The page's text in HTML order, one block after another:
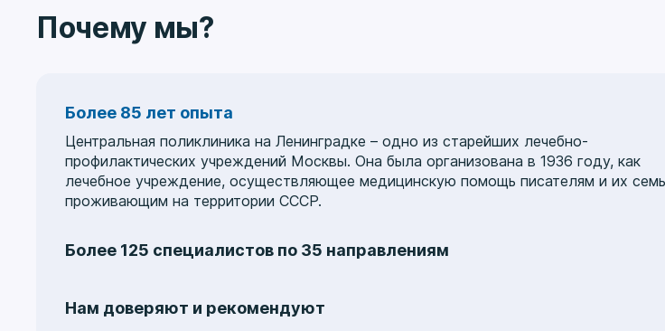
Почему мы?
Более 85 лет опыта
Центральная поликлиника на Ленинградке – одно из старейших лечебно-
профилактических учреждений Москвы. Она была организована в 1936 году, как
лечебное учреждение, осуществляющее медицинскую помощь писателям и их
проживающим на территории СССР.
Более 125 специалистов по 35 направлениям
гастроэнтерологию
неврологию,кардиологию,отоларингологию
Нам доверяют и рекомендуют